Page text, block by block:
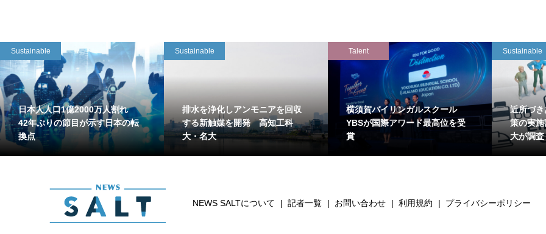
Sustainable
日本人人口1億2000万人割れ
42年ぶりの節目が示す日本の転
換点
Sustainable
排水を浄化しアンモニアを回収
する新触媒を開発 高知工科
大・名大
Talent
横須賀バイリンガルスクール
YBSが国際アワード最高位を受
賞
Sustainable
近所づ
策の実
大が調査
NEWS SALTについて 記者一覧 お問い合わせ 利用規約 プライバシーポリシー